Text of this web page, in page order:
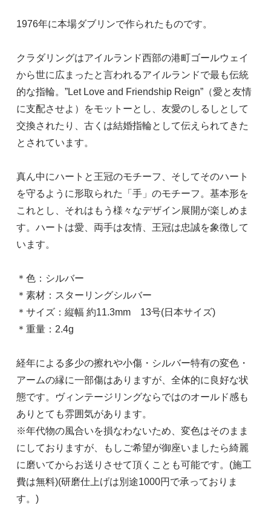
1976年に本場ダブリンで作られたものです。
クラダリングはアイルランド西部の港町ゴールウェイ
から世に広まったと言われるアイルランドで最も伝統
的な指輪。”Let Love and Friendship Reign”（愛と友情
に支配させよ）をモットーとし、友愛のしるしとして
交換されたり、古くは結婚指輪として伝えられてきた
とされています。
真ん中にハートと王冠のモチーフ、そしてそのハート
を守るように形取られた「手」のモチーフ。基本形を
これとし、それはもう様々なデザイン展開が楽しめま
す。ハートは愛、両手は友情、王冠は忠誠を象徴して
います。
＊色：シルバー
＊素材：スターリングシルバー
＊サイズ：縦幅 約11.3mm 13号(日本サイズ)
＊重量：2.4g
経年による多少の擦れや小傷・シルバー特有の変色・
アームの縁に一部傷はありますが、全体的に良好な状
態です。ヴィンテージリングならではのオールド感も
ありとても雰囲気があります。
※年代物の風合いを損なわないため、変色はそのまま
にしておりますが、もしご希望が御座いましたら綺麗
に磨いてからお送りさせて頂くことも可能です。(施工
費は無料)(研磨仕上げは別途1000円で承っておりま
す。)